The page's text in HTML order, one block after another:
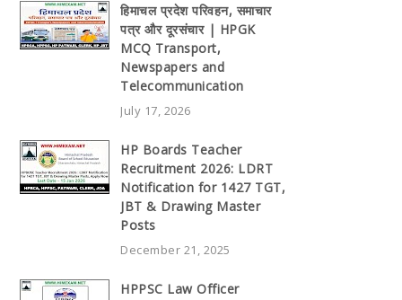
हिमाचल प्रदेश परिवहन, समाचार
पत्र और दूरसंचार | HPGK
MCQ Transport,
Newspapers and
Telecommunication
July 17, 2026
HP Boards Teacher
Recruitment 2026: LDRT
Notification for 1427 TGT,
JBT & Drawing Master
Posts
December 21, 2025
HPPSC Law Officer